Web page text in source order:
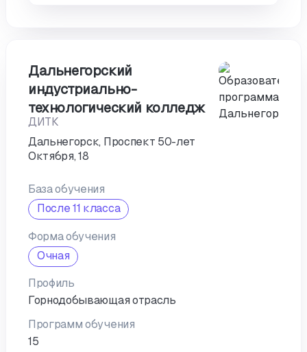
Дальнегорский
индустриально-
технологический колледж
ДИТК
Дальнегорск, Проспект 50-лет
Октября, 18
База обучения
После 11 класса
Форма обучения
Очная
Профиль
Горнодобывающая отрасль
Программ обучения
15